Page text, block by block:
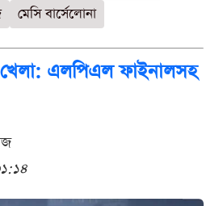
মেসি বার্সেলোনা
এলপিএল ফাইনালসহ